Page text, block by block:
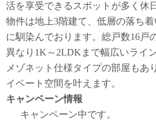
活を享受できるスポットが多く休
物件は地上3階建て、低層の落ち
に馴染んでおります。総戸数16戸
異なり1K～2LDKまで幅広いライ
メゾネット仕様タイプの部屋もあ
イベート空間を叶えます。
キャンペーン情報
キャンペーン中です。